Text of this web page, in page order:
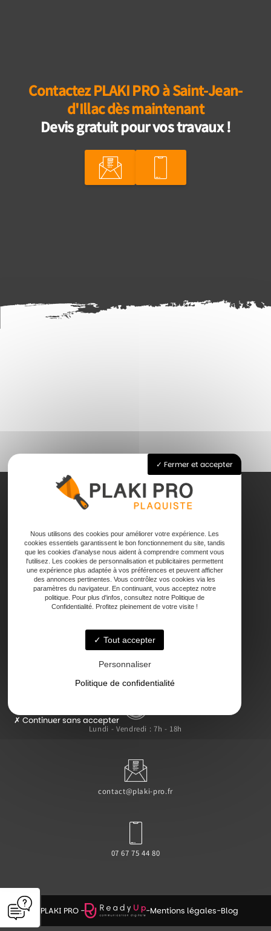
Contactez PLAKI PRO à Saint-Jean-
d'Illac dès maintenant
Devis gratuit pour vos travaux !
Pose de plaque de plâtre
Joints
Faux plafond
Contact
47000 Agen
Lundi - Vendredi : 7h - 18h
contact@plaki-pro.fr
07 67 75 44 80
© PLAKI PRO - -Mentions légales-Blog
Fermer et accepter
Nous utilisons des cookies pour améliorer votre expérience. Les
cookies essentiels garantissent le bon fonctionnement du site, tandis
que les cookies d'analyse nous aident à comprendre comment vous
l'utilisez. Les cookies de personnalisation et publicitaires permettent
une expérience plus adaptée à vos préférences et peuvent afficher
des annonces pertinentes. Vous contrôlez vos cookies via les
paramètres du navigateur. En continuant, vous acceptez notre
politique. Pour plus d'infos, consultez notre Politique de
Confidentialité. Profitez pleinement de votre visite !
Tout accepter
Personnaliser
Politique de confidentialité
Continuer sans accepter